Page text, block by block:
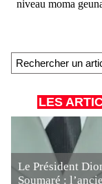
LES
Le Président
Soumaré :